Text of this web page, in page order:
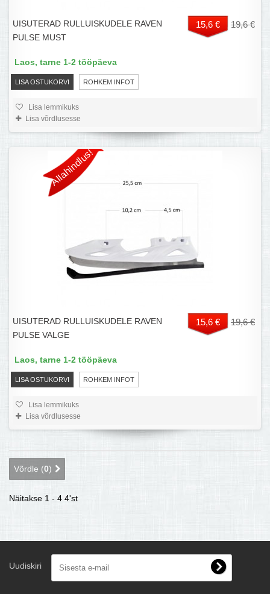
UISUTERAD RULLUISKUDELE RAVEN
PULSE MUST
15,6 € 19,6 €
LISA OSTUKORVI ROHKEM INFOT
Laos, tarne 1-2 tööpäeva
Lisa lemmikuks
Lisa võrdlusesse
Allahindlus!
UISUTERAD RULLUISKUDELE RAVEN
PULSE VALGE
15,6 € 19,6 €
LISA OSTUKORVI ROHKEM INFOT
Laos, tarne 1-2 tööpäeva
Lisa lemmikuks
Lisa võrdlusesse
Võrdle (0)
Näitakse 1 - 4 4'st
Uudiskiri